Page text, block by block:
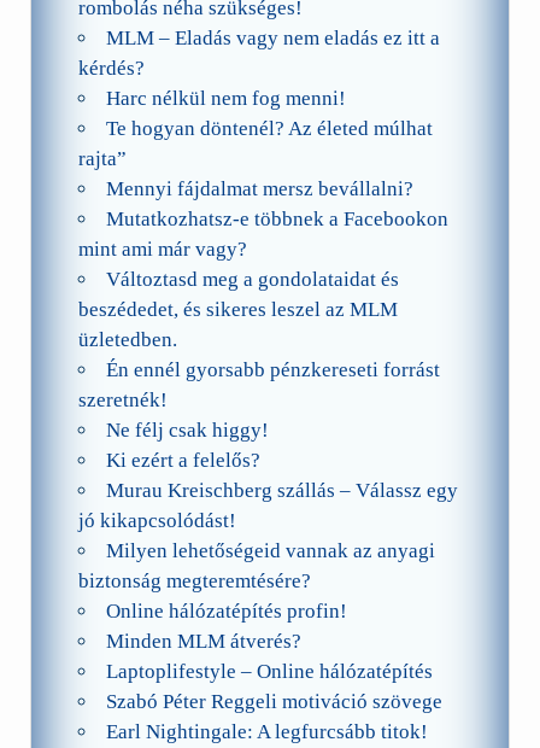
rombolás néha szükséges!
MLM – Eladás vagy nem eladás ez itt a
kérdés?
Harc nélkül nem fog menni!
Te hogyan döntenél? Az életed múlhat
rajta”
Mennyi fájdalmat mersz bevállalni?
Mutatkozhatsz-e többnek a Facebookon
mint ami már vagy?
Változtasd meg a gondolataidat és
beszédedet, és sikeres leszel az MLM
üzletedben.
Én ennél gyorsabb pénzkereseti forrást
szeretnék!
Ne félj csak higgy!
Ki ezért a felelős?
Murau Kreischberg szállás – Válassz egy
jó kikapcsolódást!
Milyen lehetőségeid vannak az anyagi
biztonság megteremtésére?
Online hálózatépítés profin!
Minden MLM átverés?
Laptoplifestyle – Online hálózatépítés
Szabó Péter Reggeli motiváció szövege
Earl Nightingale: A legfurcsább titok!